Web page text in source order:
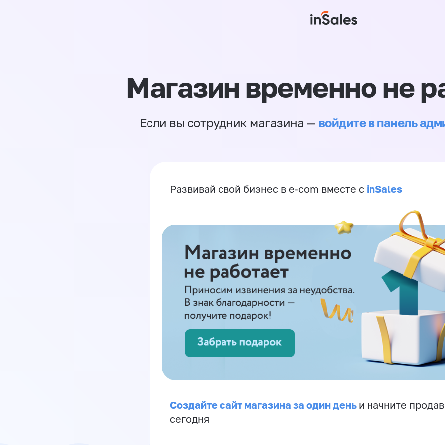
Магазин временно не
Если вы сотрудник магазина — войдите в панель
Развивай свой бизнес в e-com вместе с inSales
Создайте сайт магазина за один день и начните
сегодня